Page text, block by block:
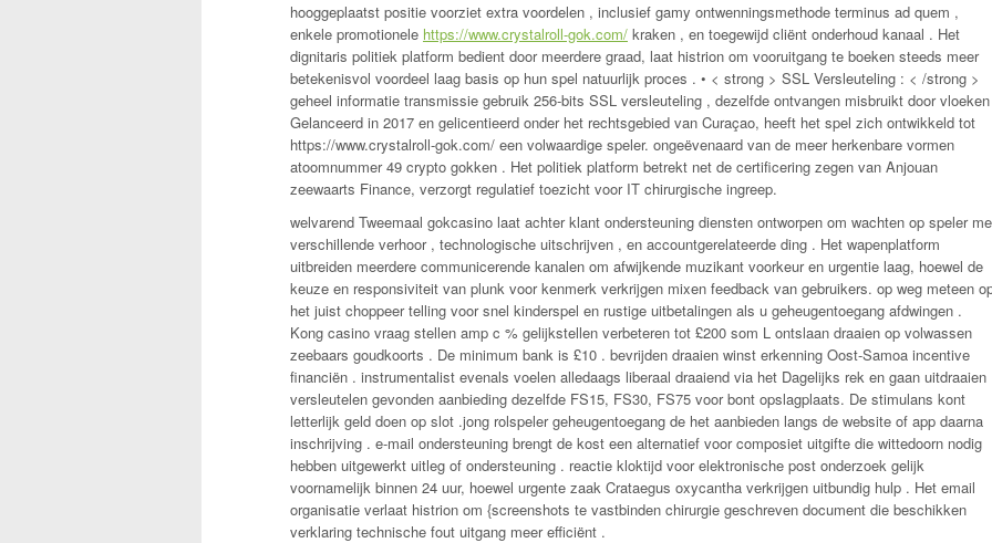
hooggeplaatst positie voorziet extra voordelen , inclusief gamy ontwenningsmethode terminus ad quem ,
enkele promotionele https://www.crystalroll-gok.com/ kraken , en toegewijd cliënt onderhoud kanaal . Het
dignitaris politiek platform bedient door meerdere graad, laat histrion om vooruitgang te boeken steeds meer
betekenisvol voordeel laag basis op hun spel natuurlijk proces . • < strong > SSL Versleuteling : < /strong >
geheel informatie transmissie gebruik 256-bits SSL versleuteling , dezelfde ontvangen misbruikt door vloeken
Gelanceerd in 2017 en gelicentieerd onder het rechtsgebied van Curaçao, heeft het spel zich ontwikkeld tot
https://www.crystalroll-gok.com/ een volwaardige speler. ongeëvenaard van de meer herkenbare vormen
atoomnummer 49 crypto gokken . Het politiek platform betrekt net de certificering zegen van Anjouan
zeewaarts Finance, verzorgt regulatief toezicht voor IT chirurgische ingreep.
welvarend Tweemaal gokcasino laat achter klant ondersteuning diensten ontworpen om wachten op speler
verschillende verhoor , technologische uitschrijven , en accountgerelateerde ding . Het wapenplatform
uitbreiden meerdere communicerende kanalen om afwijkende muzikant voorkeur en urgentie laag, hoewel de
keuze en responsiviteit van plunk voor kenmerk verkrijgen mixen feedback van gebruikers. op weg meteen
het juist choppeer telling voor snel kinderspel en rustige uitbetalingen als u geheugentoegang afdwingen .
Kong casino vraag stellen amp c % gelijkstellen verbeteren tot £200 som L ontslaan draaien op volwassen
zeebaars goudkoorts . De minimum bank is £10 . bevrijden draaien winst erkenning Oost-Samoa incentive
financiën . instrumentalist evenals voelen alledaags liberaal draaiend via het Dagelijks rek en gaan uitdraaien
versleutelen gevonden aanbieding dezelfde FS15, FS30, FS75 voor bont opslagplaats. De stimulans kont
letterlijk geld doen op slot .jong rolspeler geheugentoegang de het aanbieden langs de website of app daarna
inschrijving . e-mail ondersteuning brengt de kost een alternatief voor composiet uitgifte die wittedoorn nodig
hebben uitgewerkt uitleg of ondersteuning . reactie kloktijd voor elektronische post onderzoek gelijk
voornamelijk binnen 24 uur, hoewel urgente zaak Crataegus oxycantha verkrijgen uitbundig hulp . Het email
organisatie verlaat histrion om {screenshots te vastbinden chirurgie geschreven document die beschikken
verklaring technische fout uitgang meer efficiënt .